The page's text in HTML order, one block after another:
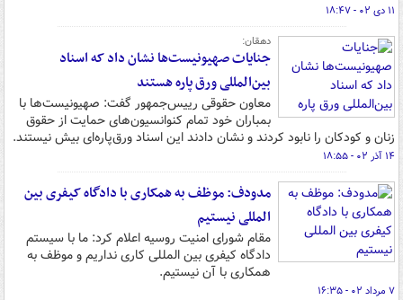
۱۱ دی ۰۲ - ۱۸:۴۷
دهقان:
جنایات صهیونیست‌ها نشان داد که اسناد
بین‌المللی ورق پاره‌ هستند
معاون حقوقی رییس‌جمهور گفت: صهیونیست‌ها با
بمباران خود تمام کنوانسیون‌های حمایت از حقوق
زنان و کودکان را نابود کردند و نشان دادند این اسناد ورق‌پاره‌ای بیش نیستند.
۱۴ آذر ۰۲ - ۱۸:۵۵
مدودف: موظف به همکاری با دادگاه کیفری بین
المللی نیستیم
مقام شورای امنیت روسیه اعلام کرد: ما با سیستم
دادگاه کیفری بین المللی کاری نداریم و موظف به
همکاری با آن نیستیم.
۷ مرداد ۰۲ - ۱۶:۳۵